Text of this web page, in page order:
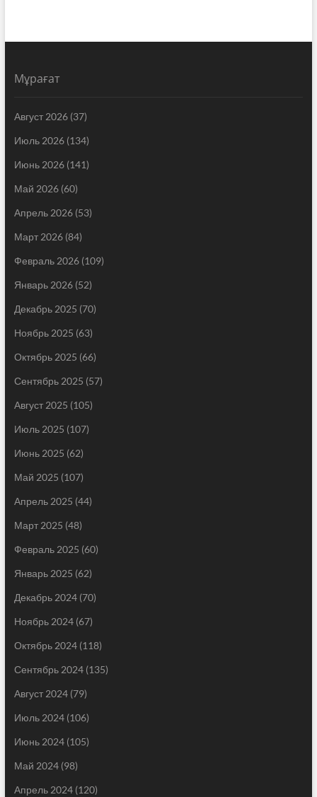
Мұрағат
Август 2026(37)
Июль 2026(134)
Июнь 2026(141)
Май 2026(60)
Апрель 2026(53)
Март 2026(84)
Февраль 2026(109)
Январь 2026(52)
Декабрь 2025 (70)
Ноябрь 2025 (63)
Октябрь 2025 (66)
Сентябрь 2025 (57)
Август 2025 (105)
Июль 2025 (107)
Июнь 2025 (62)
Май 2025 (107)
Апрель 2025 (44)
Март 2025 (48)
Февраль 2025 (60)
Январь 2025 (62)
Декабрь 2024(70)
Ноябрь 2024(67)
Октябрь 2024(118)
Сентябрь 2024(135)
Август 2024(79)
Июль 2024(106)
Июнь 2024(105)
Май 2024(98)
Апрель 2024(120)